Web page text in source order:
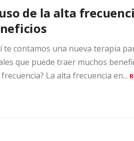
de la alta
te contamos una nueva terapia
que puede traer muchos
La alta frecuencia en...